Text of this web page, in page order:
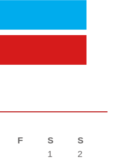
F S
S
1
2